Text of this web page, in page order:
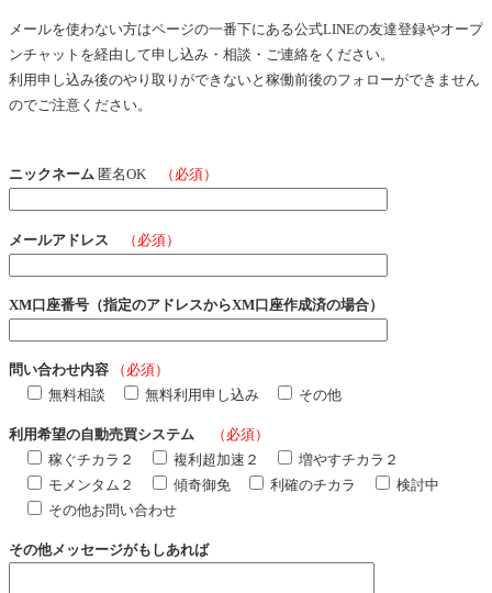
メールを使わない方はページの一番下にある公式LINEの友達登録やオープ
ンチャットを経由して申し込み・相談・ご連絡をください。
利用申し込み後のやり取りができないと稼働前後のフォローができません
のでご注意ください。
ニックネーム 匿名OK （必須）
メールアドレス （必須）
XM口座番号（指定のアドレスからXM口座作成済の場合）
問い合わせ内容
（必須）
無料相談
無料利用申し込み その他
利用希望の自動売買システム
（必須）
稼ぐチカラ２
複利超加速２
増やすチカラ２
モメンタム２
傾奇御免 利確のチカラ
検討中
その他お問い合わせ
その他メッセージがもしあれば